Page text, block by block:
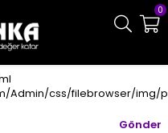
0
Admin/css/filebrowser/img/
Gönder